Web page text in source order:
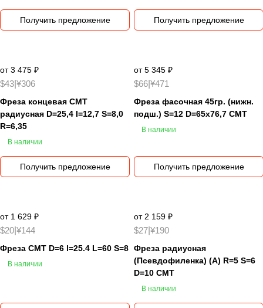
Получить предложение Получить предложение
от 3 475 ₽
$43 ¥306
Фреза концевая CMT
радиусная D=25,4 I=12,7 S=8,0
R=6,35
В наличии
Получить предложение
от 5 345 ₽
$66 ¥471
Фреза фасочная 45гр. (нижн.
подш.) S=12 D=65x76,7 CMT
В наличии
Получить предложение
от 1 629 ₽
$20 ¥144
Фреза CMT D=6 l=25.4 L=60 S=8
В наличии
от 2 159 ₽
$27 ¥190
Фреза радиусная
(Псевдофиленка) (A) R=5 S=6
D=10 CMT
В наличии